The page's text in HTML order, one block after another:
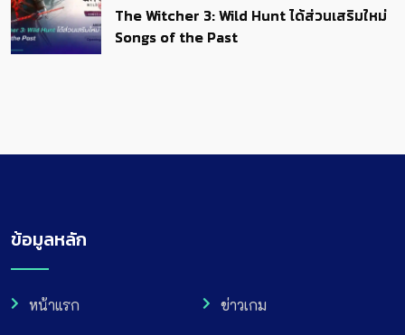
The Witcher 3: Wild Hunt ได้ส่วนเสริมใหม่
Songs of the Past
ข้อมูลหลัก
หน้าแรก ข่าวเกม